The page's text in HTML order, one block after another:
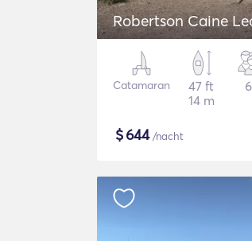
Robertson Caine
Catamaran
47 ft
14 m
6
$644/nacht